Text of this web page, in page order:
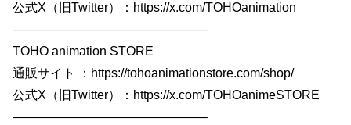
公式X（旧Twitter）：https://x.com/TOHOanimation
———————————————–
TOHO animation STORE
通販サイト ：https://tohoanimationstore.com/shop/
公式X（旧Twitter）：https://x.com/TOHOanimeSTORE
———————————————–